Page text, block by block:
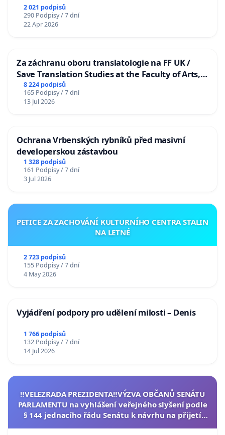
2 021 podpisů
290 Podpisy / 7 dní
22 Apr 2026
Za záchranu oboru translatologie na FF UK /
Save Translation Studies at the Faculty of Arts,
Charles University
8 224 podpisů
165 Podpisy / 7 dní
13 Jul 2026
Ochrana Vrbenských rybníků před masivní
developerskou zástavbou
1 328 podpisů
161 Podpisy / 7 dní
3 Jul 2026
PETICE ZA ZACHOVÁNÍ KULTURNÍHO CENTRA STALIN
NA LETNÉ
2 723 podpisů
155 Podpisy / 7 dní
4 May 2026
Vyjádření podpory pro udělení milosti – Denis
1 766 podpisů
132 Podpisy / 7 dní
14 Jul 2026
‼️VELEZRADA PREZIDENTA‼️VÝZVA OBČANŮ SENÁTU
PARLAMENTU na vyhlášení veřejného slyšení podle
§ 144 jednacího řádu Senátu k návrhu na přijetí